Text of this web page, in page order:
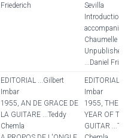
Friederich
Sevilla
Chaumelle
Unpublished
...Daniel
EDITORIAL ...Gilbert
Imbar
1955, AN DE GRACE DE
LA GUITARE ...Teddy
Chemla
EDITORIAL
Imbar
1955, THE
YEAR OF
GUITAR